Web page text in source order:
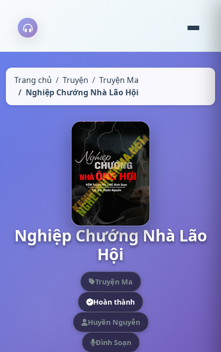
Trang chủ Truyện
Truyện Ma
Nghiệp Chướng Nhà Lão Hội
Nghiệp Chướng Nhà Lão
Hội
Truyện Ma
Hoàn thành
Huyền Nguyễn
Đình Soạn